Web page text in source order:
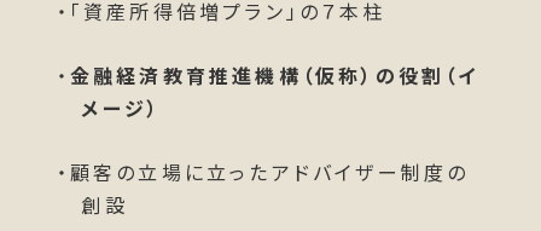
・「資産所得倍増プラン」の７本柱
・ 金融経済教育推進機構（仮称）の役割（イ
メージ）
・顧客の立場に立ったアドバイザー制度の
創設